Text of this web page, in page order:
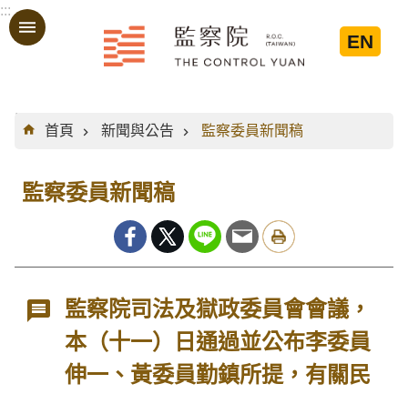
跳到主要內容區塊
:::
EN
:::
首頁
新聞與公告 監察委員新聞稿
監察委員新聞稿
監察院司法及獄政委員會會議，
本（十一）日通過並公布李委員
伸一、黃委員勤鎮所提，有關民